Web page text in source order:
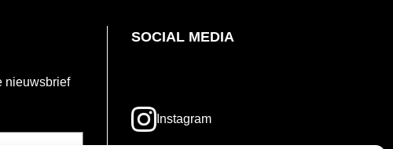
nieuwsbrief
SOCIAL MEDIA
Opent
Instagram